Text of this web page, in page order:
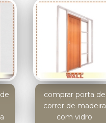
comprar porta de
correr de madeira
com vidro